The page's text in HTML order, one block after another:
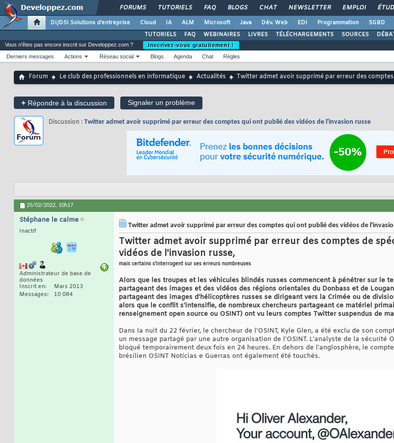
FORUMS TUTORIELS FAQ BLOGS CHAT NEWSLETTER EMPLOI
DI/DSI Solutions d'entreprise Cloud IA ALM Microsoft Java Dév. Web EDI Programmation SGBD
TUTORIELS
FAQ WEBINAIRES LIVRES TÉLÉCHARGEMENTS SOURCES
Vous n'êtes pas encore inscrit sur Developpez.com ?
Inscrivez-vous gratuitement !
Derniers messages
Actions Réseau social Blogs Agenda Chat Règles
Forum Le club des professionnels en informatique Actualités Twitter admet avoir supprimé par erreur des
+ Répondre à la discussion Signaler un problème
Discussion : Twitter admet avoir supprimé par erreur des comptes qui ont publié des vidéos de l'invasion russe
25/02/2022, 10h17
Stéphane le calme
Inactif
Administrateur de base de
données
Inscrit en
Mars 2013
Messages
10 084
Twitter admet avoir supprimé par erreur des comptes qui ont publié des vidéos de
Twitter admet avoir supprimé par erreur des comptes de
vidéos de l'invasion russe,
mais certains s'interrogent sur ses erreurs nombreuses
Alors que les troupes et les véhicules blindés russes commencent à pénétrer sur le
partageant des images et des vidéos des régions orientales du Donbass et de
partageant des images d'hélicoptères russes se dirigeant vers la Crimée ou de
alors que le conflit s'intensifie, de nombreux chercheurs partageant ce matériel
renseignement open source ou OSINT) ont vu leurs comptes Twitter suspendus de
Dans la nuit du 22 février, le chercheur de l'OSINT, Kyle Glen, a été exclu de son
un message partagé par une autre organisation de l'OSINT. L'analyste de la sécurité
bloqué temporairement deux fois en 24 heures. En dehors de l'anglosphère, le
brésilien OSINT Notícias e Guerras ont également été touchés.